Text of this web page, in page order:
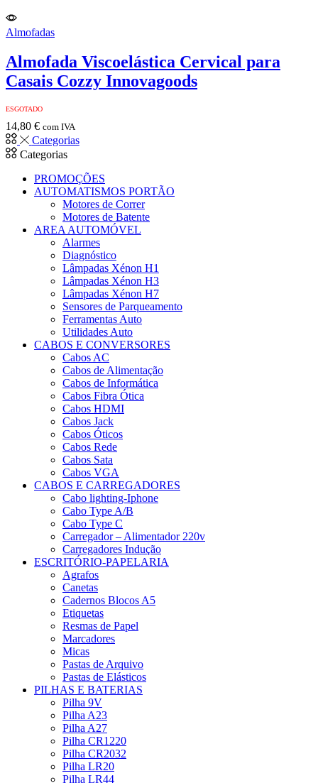
Almofadas
Almofada Viscoelástica Cervical para
Casais Cozzy Innovagoods
ESGOTADO
14,80 € com IVA
Categorias
Categorias
PROMOÇÕES
AUTOMATISMOS PORTÃO
Motores de Correr
Motores de Batente
AREA AUTOMÓVEL
Alarmes
Diagnóstico
Lâmpadas Xénon H1
Lâmpadas Xénon H3
Lâmpadas Xénon H7
Sensores de Parqueamento
Ferramentas Auto
Utilidades Auto
CABOS E CONVERSORES
Cabos AC
Cabos de Alimentação
Cabos de Informática
Cabos Fibra Ótica
Cabos HDMI
Cabos Jack
Cabos Óticos
Cabos Rede
Cabos Sata
Cabos VGA
CABOS E CARREGADORES
Cabo lighting-Iphone
Cabo Type A/B
Cabo Type C
Carregador – Alimentador 220v
Carregadores Indução
ESCRITÓRIO-PAPELARIA
Agrafos
Canetas
Cadernos Blocos A5
Etiquetas
Resmas de Papel
Marcadores
Micas
Pastas de Arquivo
Pastas de Elásticos
PILHAS E BATERIAS
Pilha 9V
Pilha A23
Pilha A27
Pilha CR1220
Pilha CR2032
Pilha LR20
Pilha LR44